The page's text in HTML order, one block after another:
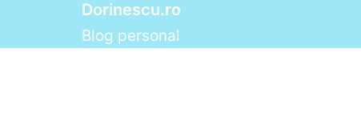
content
Dorinescu.ro
Blog personal